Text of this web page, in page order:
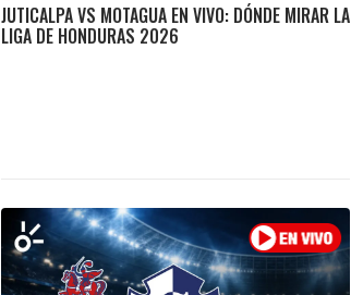
JUTICALPA VS MOTAGUA EN VIVO: DÓNDE MIRAR LA
LIGA DE HONDURAS 2026